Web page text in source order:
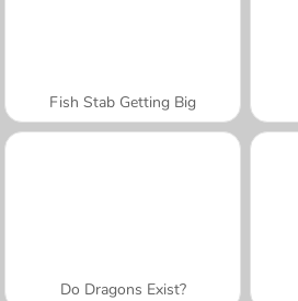
Fish Stab Getting Big
Do Dragons Exist?